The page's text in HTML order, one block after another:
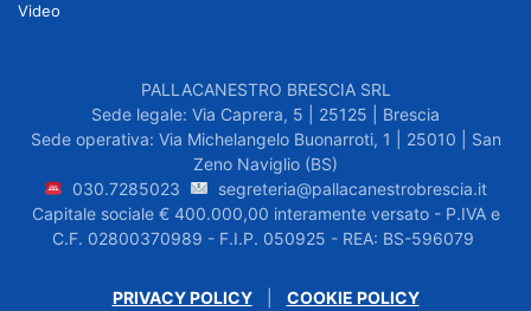
Video
PALLACANESTRO BRESCIA SRL
Sede legale: Via Caprera, 5 | 25125 | Brescia
Sede operativa: Via Michelangelo Buonarroti, 1 | 25010 | San
Zeno Naviglio (BS)
030.7285023
segreteria@pallacanestrobrescia.it
Capitale sociale € 400.000,00 interamente versato - P.IVA e
C.F. 02800370989 - F.I.P. 050925 - REA: BS-596079
PRIVACY POLICY| COOKIE POLICY